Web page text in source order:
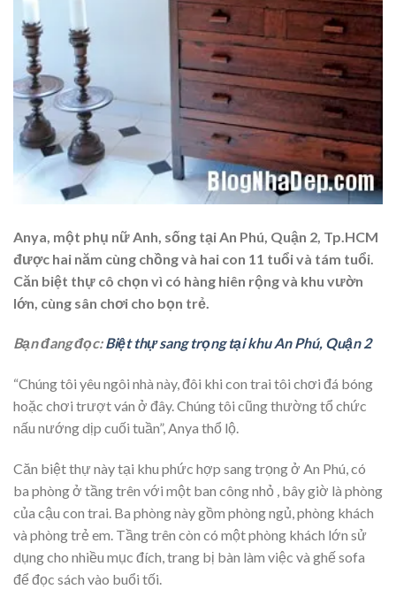
Anya, một phụ nữ Anh, sống tại An Phú, Quận 2, Tp.HCM
được hai năm cùng chồng và hai con 11 tuổi và tám tuổi.
Căn biệt thự cô chọn vì có hàng hiên rộng và khu vườn
lớn, cùng sân chơi cho bọn trẻ.
Bạn đang đọc:Biệt thự sang trọng tại khu An Phú, Quận 2
“Chúng tôi yêu ngôi nhà này, đôi khi con trai tôi chơi đá bóng
hoặc chơi trượt ván ở đây. Chúng tôi cũng thường tổ chức
nấu nướng dịp cuối tuần”, Anya thổ lộ.
Căn biệt thự này tại khu phức hợp sang trọng ở An Phú, có
ba phòng ở tầng trên với một ban công nhỏ , bây giờ là phòng
của cậu con trai. Ba phòng này gồm phòng ngủ, phòng khách
và phòng trẻ em. Tầng trên còn có một phòng khách lớn sử
dụng cho nhiều mục đích, trang bị bàn làm việc và ghế sofa
để đọc sách vào buổi tối.